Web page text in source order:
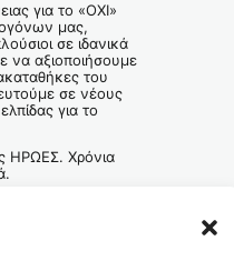
για το «ΟΧΙ»
μας,
σε ιδανικά
να αξιοποιήσουμε
του
σε νέους
για το
ΗΡΩΕΣ. Χρόνια